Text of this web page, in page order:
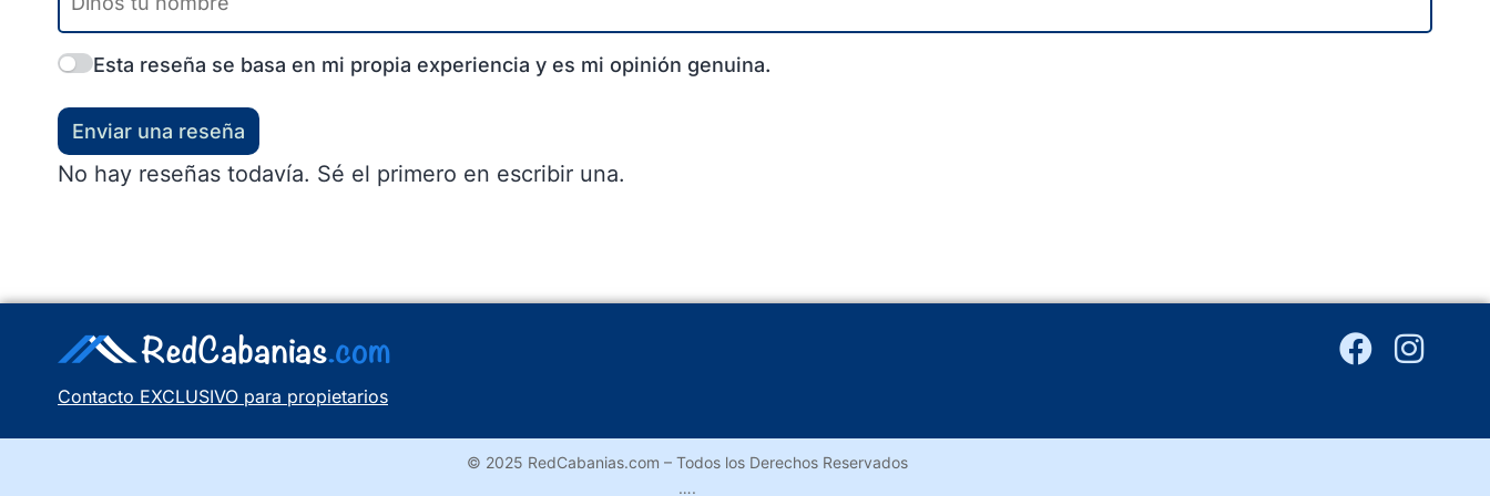
Esta reseña se basa en mi propia experiencia y es mi opinión genuina.
Enviar una reseña
No hay reseñas todavía. Sé el primero en escribir una.
Contacto EXCLUSIVO para propietarios
© 2025 RedCabanias.com – Todos los Derechos Reservados
….